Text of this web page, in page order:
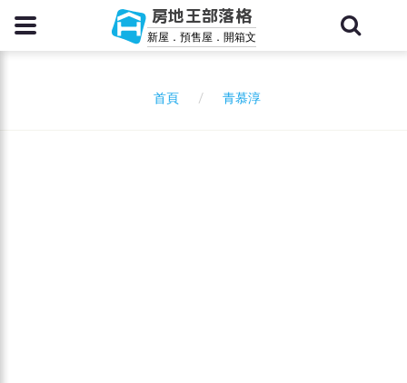
房地王部落格
新屋．預售屋．開箱文
首頁 青慕淳